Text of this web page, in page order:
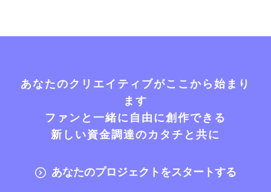
あなたのクリエイティブがここから始まり
ます
ファンと一緒に自由に創作できる
新しい資金調達のカタチと共に
あなたのプロジェクトをスタートする